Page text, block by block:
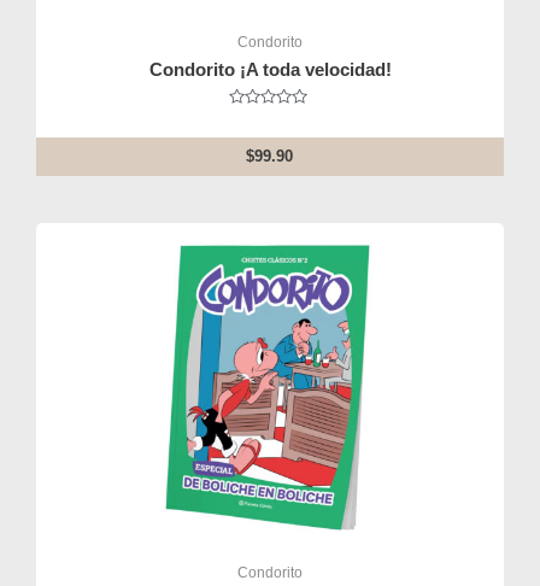
Condorito
Condorito ¡A toda velocidad!
out
5
$99.90
Condorito